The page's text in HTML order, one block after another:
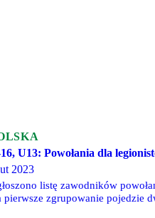
U13: Powołania dla
2023
listę zawodników
pierwsze zgrupowanie pojedzie